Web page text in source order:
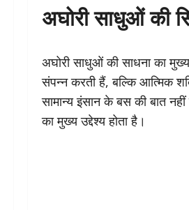
अघोरी साधुओं की
अघोरी साधुओं की साधना का मुख्य
संपन्न करती हैं, बल्कि आत्मिक
सामान्य इंसान के बस की बात
का मुख्य उद्देश्य होता है।